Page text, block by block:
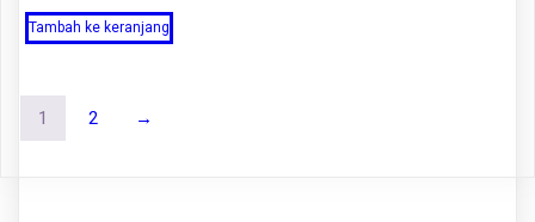
Tambah ke keranjang
1 2 →